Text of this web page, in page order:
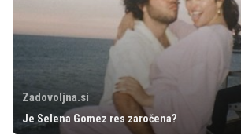
Zadovoljna.si
Je Selena Gomez res zaročena?